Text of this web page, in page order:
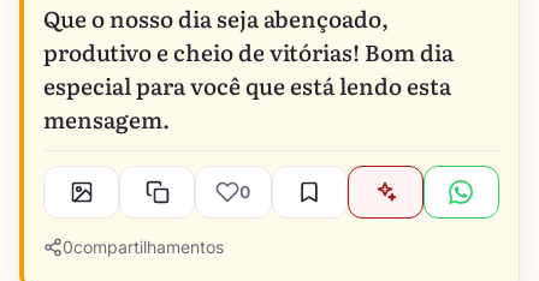
Que o nosso dia seja abençoado,
produtivo e cheio de vitórias! Bom dia
especial para você que está lendo esta
mensagem.
0
0compartilhamentos